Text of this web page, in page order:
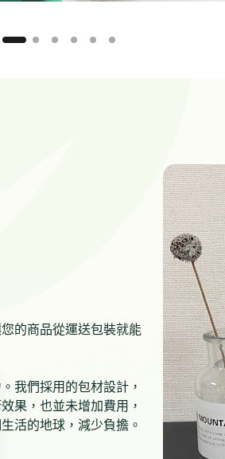
的商品從運送包裝就能
我們採用的包材設計，
果，也並未增加費用，
活的地球，減少負擔。